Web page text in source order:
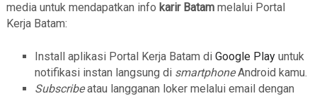
media untuk mendapatkan info karir Batammelalui Portal
Kerja Batam:
Install aplikasi Portal Kerja Batam di Google Playuntuk
notifikasi instan langsung di smartphoneAndroid kamu.
Subscribeatau langganan loker melalui email dengan